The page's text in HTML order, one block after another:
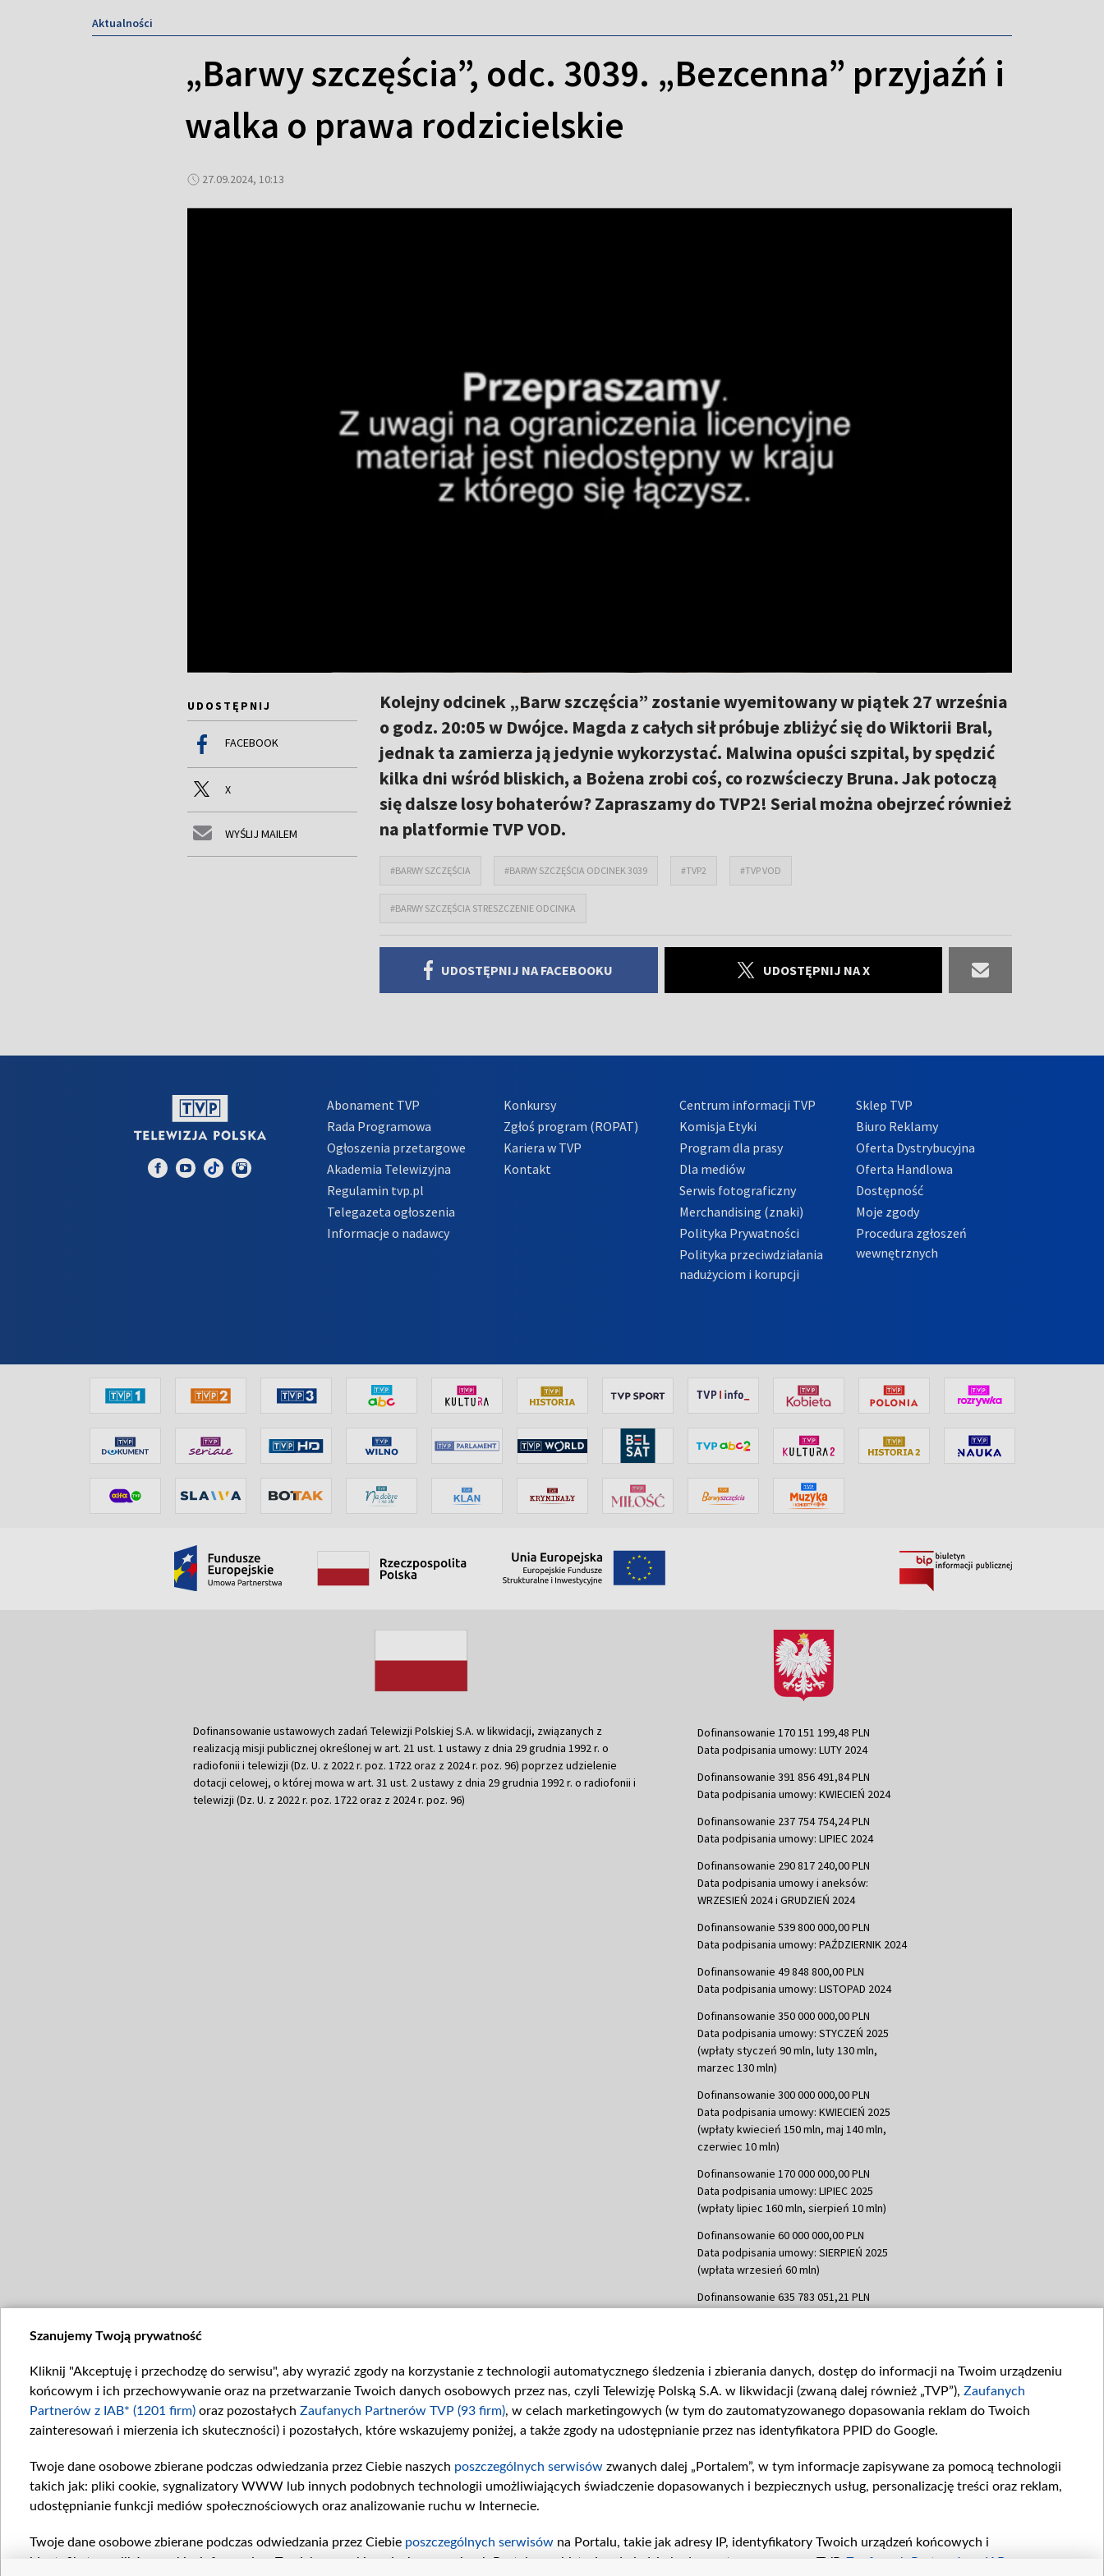
Aktualności
„Barwy szczęścia”, odc. 3039. „Bezcenna” przyjaźń i
walka o prawa rodzicielskie
27.09.2024, 10:13
UDOSTĘPNIJ
FACEBOOK
X
WYŚLIJ MAILEM
Kolejny odcinek „Barw szczęścia” zostanie wyemitowany w piątek 27 września
o godz. 20:05 w Dwójce. Magda z całych sił próbuje zbliżyć się do Wiktorii Bral,
jednak ta zamierza ją jedynie wykorzystać. Malwina opuści szpital, by spędzić
kilka dni wśród bliskich, a Bożena zrobi coś, co rozwścieczy Bruna. Jak potoczą
się dalsze losy bohaterów? Zapraszamy do TVP2! Serial można obejrzeć również
na platformie TVP VOD.
#BARWY SZCZĘŚCIA #BARWY SZCZĘŚCIA ODCINEK 3039 #TVP2 #TVP VOD
#BARWY SZCZĘŚCIA STRESZCZENIE ODCINKA
UDOSTĘPNIJ NA FACEBOOKU UDOSTĘPNIJ NA X
Abonament TVP
Rada Programowa
Ogłoszenia przetargowe
Akademia Telewizyjna
Regulamin tvp.pl
Telegazeta ogłoszenia
Informacje o nadawcy
Konkursy
Zgłoś program (ROPAT)
Kariera w TVP
Kontakt
Centrum informacji TVP
Komisja Etyki
Program dla prasy
Dla mediów
Serwis fotograficzny
Merchandising (znaki)
Polityka Prywatności
Polityka przeciwdziałania
nadużyciom i korupcji
Sklep TVP
Biuro Reklamy
Oferta Dystrybucyjna
Oferta Handlowa
Dostępność
Moje zgody
Procedura zgłoszeń
wewnętrznych
Dofinansowanie ustawowych zadań Telewizji Polskiej S.A. w likwidacji, związanych z
realizacją misji publicznej określonej w art. 21 ust. 1 ustawy z dnia 29 grudnia 1992 r. o
radiofonii i telewizji (Dz. U. z 2022 r. poz. 1722 oraz z 2024 r. poz. 96) poprzez udzielenie
dotacji celowej, o której mowa w art. 31 ust. 2 ustawy z dnia 29 grudnia 1992 r. o radiofonii i
telewizji (Dz. U. z 2022 r. poz. 1722 oraz z 2024 r. poz. 96)
Dofinansowanie 170 151 199,48 PLN
Data podpisania umowy: LUTY 2024
Dofinansowanie 391 856 491,84 PLN
Data podpisania umowy: KWIECIEŃ 2024
Dofinansowanie 237 754 754,24 PLN
Data podpisania umowy: LIPIEC 2024
Dofinansowanie 290 817 240,00 PLN
Data podpisania umowy i aneksów:
WRZESIEŃ 2024 i GRUDZIEŃ 2024
Dofinansowanie 539 800 000,00 PLN
Data podpisania umowy: PAŹDZIERNIK 2024
Dofinansowanie 49 848 800,00 PLN
Data podpisania umowy: LISTOPAD 2024
Dofinansowanie 350 000 000,00 PLN
Data podpisania umowy: STYCZEŃ 2025
(wpłaty styczeń 90 mln, luty 130 mln,
marzec 130 mln)
Dofinansowanie 300 000 000,00 PLN
Data podpisania umowy: KWIECIEŃ 2025
(wpłaty kwiecień 150 mln, maj 140 mln,
czerwiec 10 mln)
Dofinansowanie 170 000 000,00 PLN
Data podpisania umowy: LIPIEC 2025
(wpłaty lipiec 160 mln, sierpień 10 mln)
Dofinansowanie 60 000 000,00 PLN
Data podpisania umowy: SIERPIEŃ 2025
(wpłata wrzesień 60 mln)
Dofinansowanie 635 783 051,21 PLN
Dofinansowanie 48 862 000,00 PLN
Data podpisania umowy: GRUDZIEŃ 2025
(wpłata grudzień 60,548 mln)
Dofinansowanie 900 000 000,00 PLN
26 lutego 80 mln, 4 marca 370 mln,8
kwiecień 180 mln, 7 maja 180 mln, 8
Data podpisania umowy LIPIEC 2026 (wpłata
Szanujemy Twoją prywatność
Kliknij "Akceptuję i przechodzę do serwisu", aby wyrazić zgody na korzystanie z technologii automatycznego śledzenia i zbierania danych, dostęp do informacji na Twoim urządzeniu
końcowym i ich przechowywanie oraz na przetwarzanie Twoich danych osobowych przez nas, czyli Telewizję Polską S.A. w likwidacji (zwaną dalej również „TVP”), Zaufanych
Partnerów z IAB* (1201 firm) oraz pozostałych Zaufanych Partnerów TVP (93 firm), w celach marketingowych (w tym do zautomatyzowanego dopasowania reklam do Twoich
zainteresowań i mierzenia ich skuteczności) i pozostałych, które wskazujemy poniżej, a także zgody na udostępnianie przez nas identyfikatora PPID do Google.
Twoje dane osobowe zbierane podczas odwiedzania przez Ciebie naszych poszczególnych serwisów zwanych dalej „Portalem”, w tym informacje zapisywane za pomocą technologii
takich jak: pliki cookie, sygnalizatory WWW lub innych podobnych technologii umożliwiających świadczenie dopasowanych i bezpiecznych usług, personalizację treści oraz reklam,
udostępnianie funkcji mediów społecznościowych oraz analizowanie ruchu w Internecie.
Twoje dane osobowe zbierane podczas odwiedzania przez Ciebie poszczególnych serwisów na Portalu, takie jak adresy IP, identyfikatory Twoich urządzeń końcowych i
identyfikatory plików cookie, informacje o Twoich wyszukiwaniach w serwisach Portalu czy historia odwiedzin będą przetwarzane przez TVP, Zaufanych Partnerów z IAB